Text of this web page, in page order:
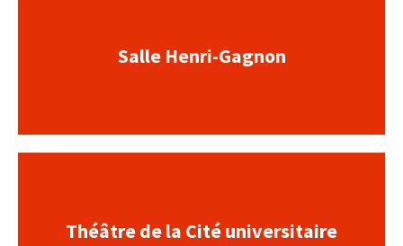
Salle Henri-Gagnon
Théâtre de la Cité universitaire